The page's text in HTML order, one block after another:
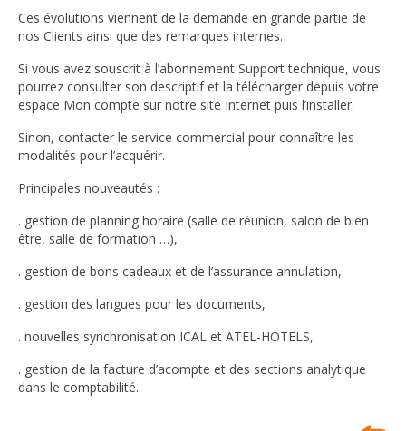
Ces évolutions viennent de la demande en grande partie de
nos Clients ainsi que des remarques internes.
Si vous avez souscrit à l’abonnement Support technique, vous
pourrez consulter son descriptif et la télécharger depuis votre
espace Mon compte sur notre site Internet puis l’installer.
Sinon, contacter le service commercial pour connaître les
modalités pour l’acquérir.
Principales nouveautés :
. gestion de planning horaire (salle de réunion, salon de bien
être, salle de formation …),
. gestion de bons cadeaux et de l’assurance annulation,
. gestion des langues pour les documents,
. nouvelles synchronisation ICAL et ATEL-HOTELS,
. gestion de la facture d’acompte et des sections analytique
dans le comptabilité.